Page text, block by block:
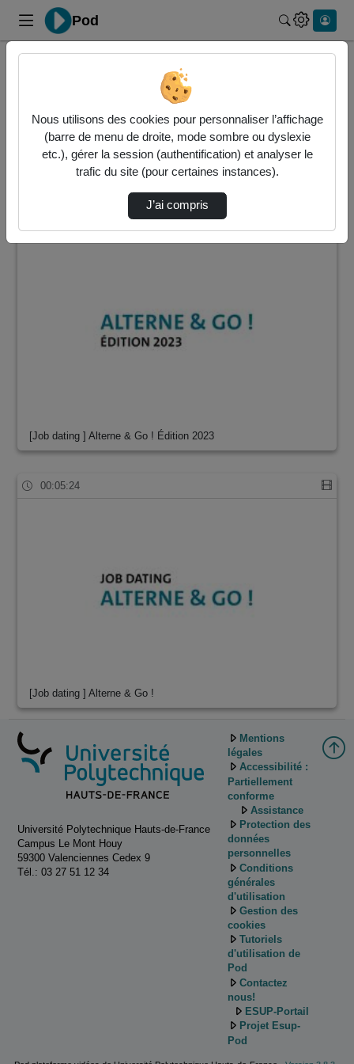
Pod
2 vidéos trouvées
Audio Vidéo Statistiques de vues
Direction de tri
00:05:04
[Job dating ] Alterne & Go ! Édition 2023
00:05:24
[Job dating ] Alterne & Go !
Université Polytechnique Hauts-de-France
Campus Le Mont Houy
59300 Valenciennes Cedex 9
Tél.: 03 27 51 12 34
Mentions
légales
Accessibilité :
Partiellement
conforme
Assistance
Protection des
données
personnelles
Conditions
générales
d'utilisation
Gestion des
cookies
Tutoriels
d'utilisation de
Pod
Contactez
nous!
ESUP-Portail
Projet Esup-
Pod
Nous utilisons des cookies pour personnaliser l’affichage
(barre de menu de droite, mode sombre ou dyslexie
etc.), gérer la session (authentification) et analyser le
trafic du site (pour certaines instances).
J’ai compris